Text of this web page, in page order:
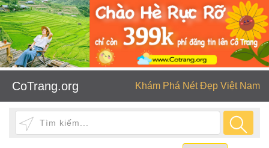
CoTrang.org Khám Phá Nét Đẹp Việt Nam